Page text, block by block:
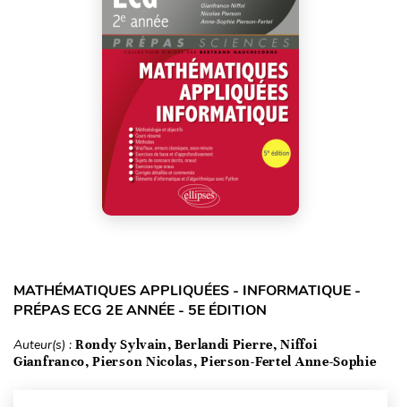
MATHÉMATIQUES APPLIQUÉES - INFORMATIQUE -
PRÉPAS ECG 2E ANNÉE - 5E ÉDITION
Auteur(s) : Rondy Sylvain, Berlandi Pierre, Niffoi
Gianfranco, Pierson Nicolas, Pierson-Fertel Anne-Sophie